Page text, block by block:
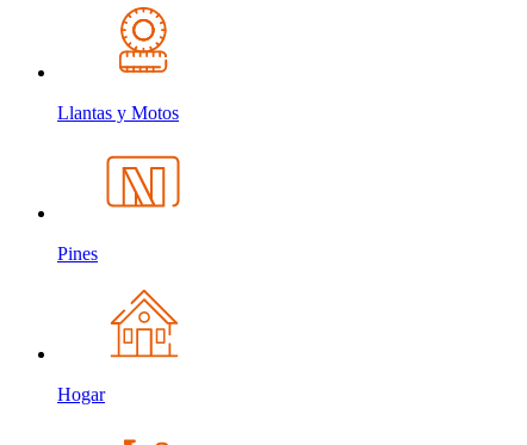
Llantas y Motos
Pines
Hogar